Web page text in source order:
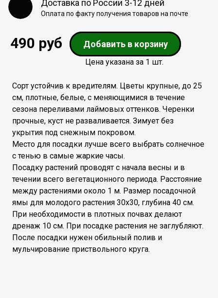
Цена указана за 1 шт.
Сорт устойчив к вредителям. Цветы крупные, до 25
см, плотные, белые, с меняющимися в течение
сезона переливами лаймовых оттенков. Черенки
прочные, куст не разваливается. Зимует без
укрытия под снежным покровом.
Место для посадки лучше всего выбрать солнечное
с тенью в самые жаркие часы.
Посадку растений проводят с начала весны и в
течении всего вегетационного периода. Расстояние
между растениями около 1 м. Размер посадочной
ямы для молодого растения 30х30, глубина 40 см.
При необходимости в плотных почвах делают
дренаж 10 см. При посадке растения не заглубляют.
После посадки нужен обильный полив и
мульчирование приствольного круга.
Добавить в корзину
Доставка по России 3-12 дней
490 руб
Оплата по факту получения товаров на почте